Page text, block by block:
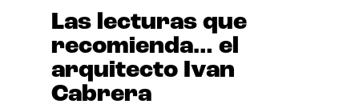
Las lecturas que
recomienda… el
arquitecto Ivan
Cabrera